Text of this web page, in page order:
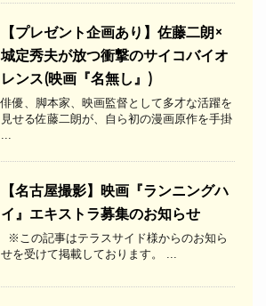
【プレゼント企画あり】佐藤二朗×
城定秀夫が放つ衝撃のサイコバイオ
レンス(映画『名無し』)
俳優、脚本家、映画監督として多才な活躍を
見せる佐藤二朗が、自ら初の漫画原作を手掛
...
【名古屋撮影】映画『ランニングハ
イ』エキストラ募集のお知らせ
※この記事はテラスサイド様からのお知ら
せを受けて掲載しております。 ...